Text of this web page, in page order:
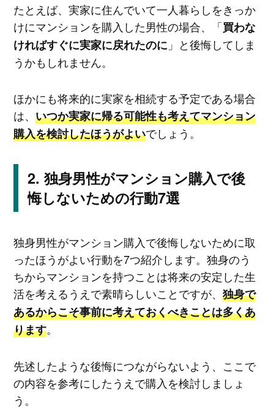
たとえば、実家に住んでいて一人暮らしをきっか
けにマンションを購入した男性の場合、「買わな
ければすぐに実家に戻れたのに 」と後悔してしま
うかもしれません。
ほかにも将来的に実家を相続する予定である場合
は、 いつか実家に帰る可能性も考えてマンション
購入を検討したほうがよいでしょう。
独身男性がマンション購入で後
悔しないための行動7選
独身男性がマンション購入で後悔しないために取
ったほうがよい行動を7つ紹介します。独身のう
ちからマンションを持つことは将来の安定した生
活を考えるうえで素晴らしいことですが、 独身で
あるからこそ事前に考えておくべきことは多くあ
ります。
先述したような後悔につながらないよう、ここで
の内容を参考にしたうえで購入を検討しましょ
う。